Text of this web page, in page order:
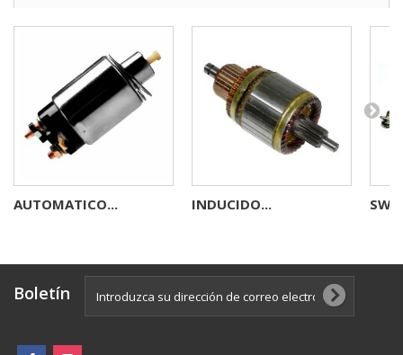
AUTOMATICO... INDUCIDO...
Boletín